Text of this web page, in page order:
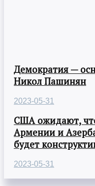
Демократия —
Никол Пашинян
2023-05-31
США ожидают,
Армении и
будет
2023-05-31